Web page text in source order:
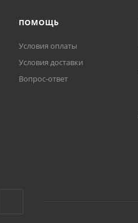
ПОМОЩЬ
Условия оплаты
Условия доставки
Вопрос-ответ